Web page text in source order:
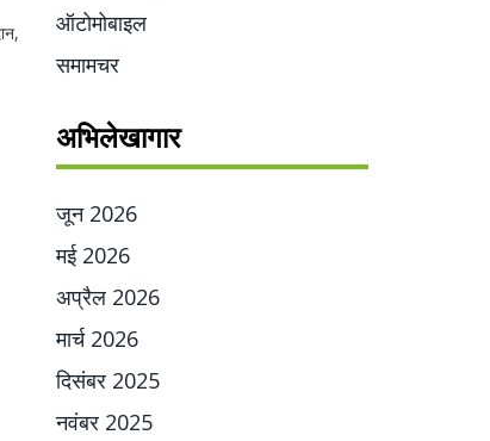
ऑटोमोबाइल
समामचर
अभिलेखागार
जून 2026
मई 2026
अप्रैल 2026
मार्च 2026
दिसंबर 2025
नवंबर 2025